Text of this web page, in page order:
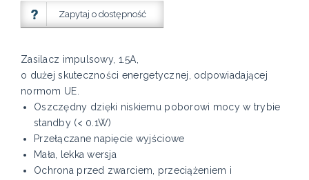
Zapytaj o dostępność
Zasilacz impulsowy, 1.5A,
o dużej skuteczności energetycznej, odpowiadającej
normom UE.
Oszczędny dzięki niskiemu poborowi mocy w trybie
standby (< 0.1W)
Przełączane napięcie wyjściowe
Mała, lekka wersja
Ochrona przed zwarciem, przeciążeniem i